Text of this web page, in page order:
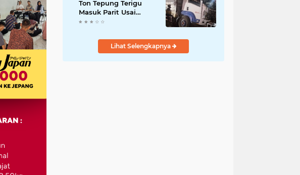
Ton Tepung Terigu
Masuk Parit Usai
Tabrak Motor di Depan
Satu Orang Tewas
Lihat Selengkapnya